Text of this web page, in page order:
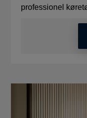
professionel